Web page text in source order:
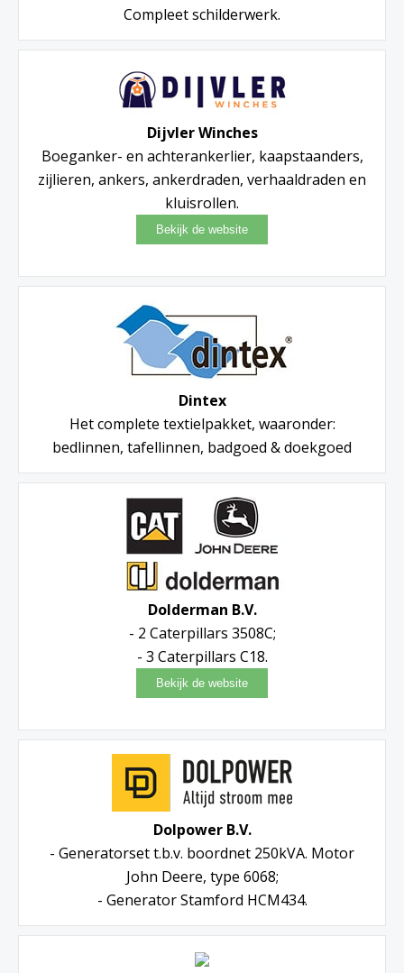
Compleet schilderwerk.
Dijvler Winches
Boeganker- en achterankerlier, kaapstaanders,
zijlieren, ankers, ankerdraden, verhaaldraden en
kluisrollen.
Dintex
Het complete textielpakket, waaronder:
bedlinnen, tafellinnen, badgoed & doekgoed
Dolderman B.V.
- 2 Caterpillars 3508C;
- 3 Caterpillars C18.
Dolpower B.V.
- Generatorset t.b.v. boordnet 250kVA. Motor
John Deere, type 6068;
- Generator Stamford HCM434.